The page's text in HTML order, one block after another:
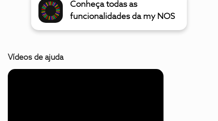
Conheça todas as
funcionalidades da my NOS
Vídeos de ajuda